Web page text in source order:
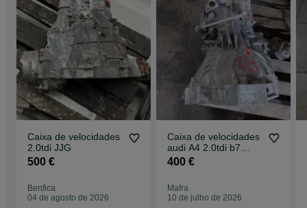
Caixa de velocidades
2.0tdi JJG
500 €
Benfica
04 de agosto de 2026
Caixa de velocidades
audi A4 2.0tdi b7
referência HCF
400 €
Mafra
10 de julho de 2026